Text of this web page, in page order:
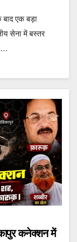
एक बड़ा
सेना में बस्तर
कनेक्शन में